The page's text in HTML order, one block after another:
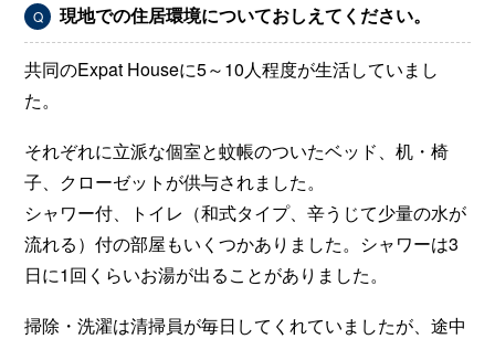
Q 現地での住居環境についておしえてください。
共同のExpat Houseに5～10人程度が生活していまし
た。
それぞれに立派な個室と蚊帳のついたベッド、机・椅
子、クローゼットが供与されました。
シャワー付、トイレ（和式タイプ、辛うじて少量の水が
流れる）付の部屋もいくつかありました。シャワーは3
日に1回くらいお湯が出ることがありました。
掃除・洗濯は清掃員が毎日してくれていましたが、途中